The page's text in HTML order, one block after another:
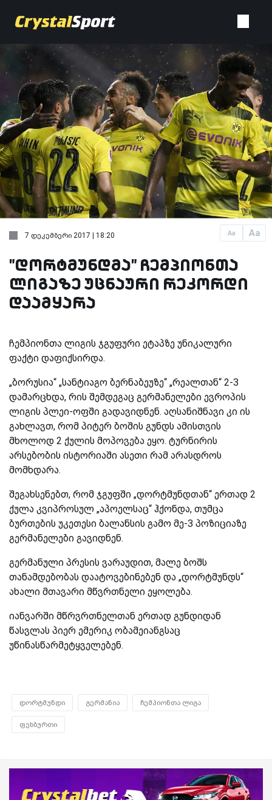
Aa Aa
7 დეკემბერი 2017 | 18:20
"დორტმუნდმა" ჩემპიონთა
ლიგაზე უცნაური რეკორდი
დაამყარა
ჩემპიონთა ლიგის ჯგუფური ეტაპზე უნიკალური
ფაქტი დაფიქსირდა.
„ბორუსია“ „სანტიაგო ბერნაბეუზე“ „რეალთან“ 2-3
დამარცხდა, რის შემდეგაც გერმანელები ევროპის
ლიგის პლეი-ოფში გადავიდნენ. აღსანიშნავი კი ის
გახლავთ, რომ პიტერ ბოშის გუნდს ამისთვის
მხოლოდ 2 ქულის მოპოვება ეყო. ტურნირის
არსებობის ისტორიაში ასეთი რამ არასდროს
მომხდარა.
შეგახსენებთ, რომ ჯგუფში „დორტმუნდთან“ ერთად 2
ქულა კვიპროსულ „აპოელსაც“ ჰქონდა, თუმცა
ბურთების უკეთესი ბალანსის გამო მე-3 პოზიციაზე
გერმანელები გავიდნენ.
გერმანული პრესის ვარაუდით, მალე ბოშს
თანამდებობას დაატოვებინებენ და „დორტმუნდს“
ახალი მთავარი მწვრთნელი ეყოლება.
იანვარში მწრვრთნელთან ერთად გუნდიდან
წასვლას პიერ ემერიკ ობამეიანგსაც
უწინასწარმეტყველებენ.
დორტმუნდი გერმანია ჩემპიონთა ლიგა
ფეხბურთი